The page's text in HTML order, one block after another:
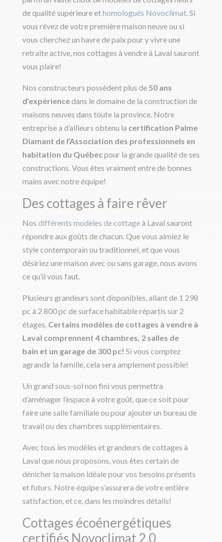
de qualité supérieure ethomologués Novoclimat. Si
vous rêvez de votre première maison neuve ou si
vous cherchez un havre de paix pour y vivre une
retraite active, nos cottages à vendre à Laval sauront
vous plaire!
Nos constructeurs possèdent plus de50 ans
d’expériencedans le domaine de la construction de
maisons neuves dans toute la province. Notre
entreprise a d’ailleurs obtenu la certification Palme
Diamant de l’Association des professionnels en
habitation du Québecpour la grande qualité de ses
constructions. Vous êtes vraiment entre de bonnes
mains avec notre équipe!
Des cottages à faire rêver
Nos différents modèles de cottageà Laval sauront
répondre aux goûts de chacun. Que vous aimiez le
style contemporain ou traditionnel, et que vous
désiriez une maison avec ou sans garage, nous avons
ce qu’il vous faut.
Plusieurs grandeurs sont disponibles, allant de 1 298
pc à 2 800 pc de surface habitable répartis sur 2
étages. Certains modèles de cottages à vendre à
Laval comprennent 4 chambres, 2 salles de
bain et un garage de 300 pc! Si vous comptez
agrandir la famille, cela sera amplement possible!
Un grand sous-sol non fini vous permettra
d’aménager l’espace à votre goût, que ce soit pour
faire une salle familiale ou pour ajouter un bureau de
travail ou des chambres supplémentaires.
Avec tous les modèles et grandeurs de cottages à
Laval que nous proposons, vous êtes certain de
dénicher la maison idéale pour vos besoins présents
et futurs. Notre équipe s’assurera de votre entière
satisfaction, et ce, dans les moindres détails!
Cottages écoénergétiques
certifiés Novoclimat 2.0